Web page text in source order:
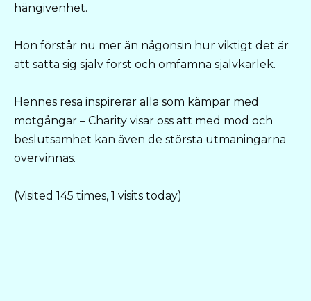
hängivenhet.
Hon förstår nu mer än någonsin hur viktigt det är
att sätta sig själv först och omfamna självkärlek.
Hennes resa inspirerar alla som kämpar med
motgångar – Charity visar oss att med mod och
beslutsamhet kan även de största utmaningarna
övervinnas.
(Visited 145 times, 1 visits today)